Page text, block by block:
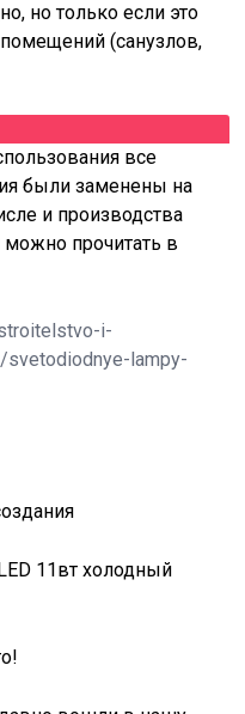
но только если это
(санузлов,
все
были заменены на
и производства
прочитать в
i-
lampy-
11вт холодный